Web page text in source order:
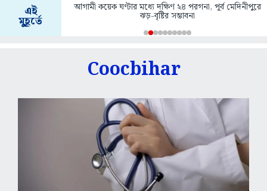
এই
মুহূর্তে
আগামী কয়েক ঘণ্টার মধ্যে দক্ষিণ ২৪ পরগনা, পূর্ব মেদিনীপুরে
ঝড়-বৃষ্টির সম্ভাবনা
Coocbihar